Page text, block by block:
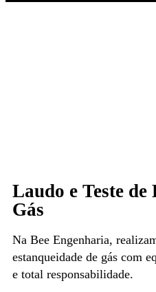
Laudo e Teste de
Gás
Na Bee Engenharia,
estanqueidade de gás com
e total responsabilidade.